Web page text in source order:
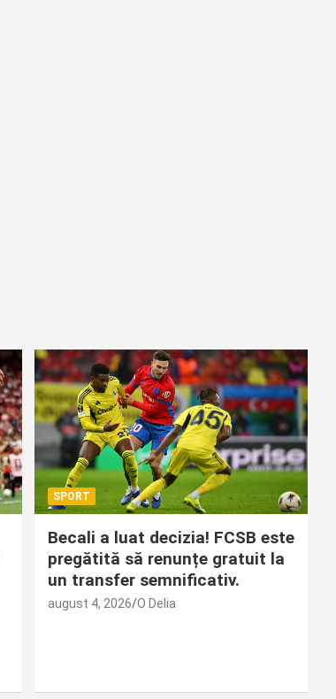
SPORT
Becali a luat decizia! FCSB este
pregătită să renunțe gratuit la
un transfer semnificativ.
august 4, 2026 O Delia